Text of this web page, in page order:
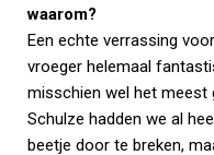
waarom?
Een echte verrassing
vroeger helemaal
misschien wel het meest
Schulze hadden we al
beetje door te breken,